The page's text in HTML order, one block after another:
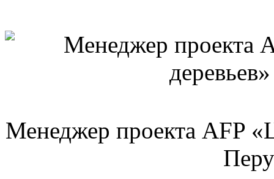
Менеджер проекта AFP